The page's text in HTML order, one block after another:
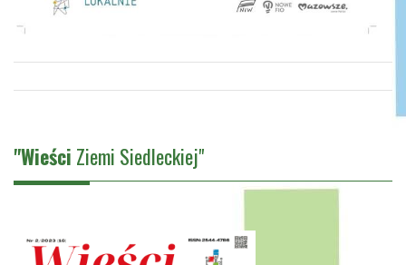
"Wieści Ziemi Siedleckiej"